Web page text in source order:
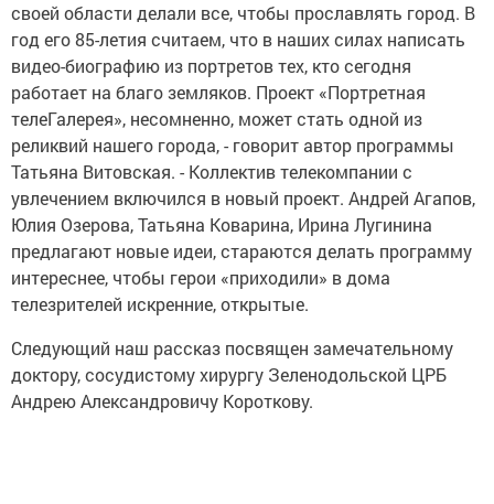
своей области делали все, чтобы прославлять город. В
год его 85-летия считаем, что в наших силах написать
видео-биографию из портретов тех, кто сегодня
работает на благо земляков. Проект «Портретная
телеГалерея», несомненно, может стать одной из
реликвий нашего города, - говорит автор программы
Татьяна Витовская. - Коллектив телекомпании с
увлечением включился в новый проект. Андрей Агапов,
Юлия Озерова, Татьяна Коварина, Ирина Лугинина
предлагают новые идеи, стараются делать программу
интереснее, чтобы герои «приходили» в дома
телезрителей искренние, открытые.
Следующий наш рассказ посвящен замечательному
доктору, сосудистому хирургу Зеленодольской ЦРБ
Андрею Александровичу Короткову.